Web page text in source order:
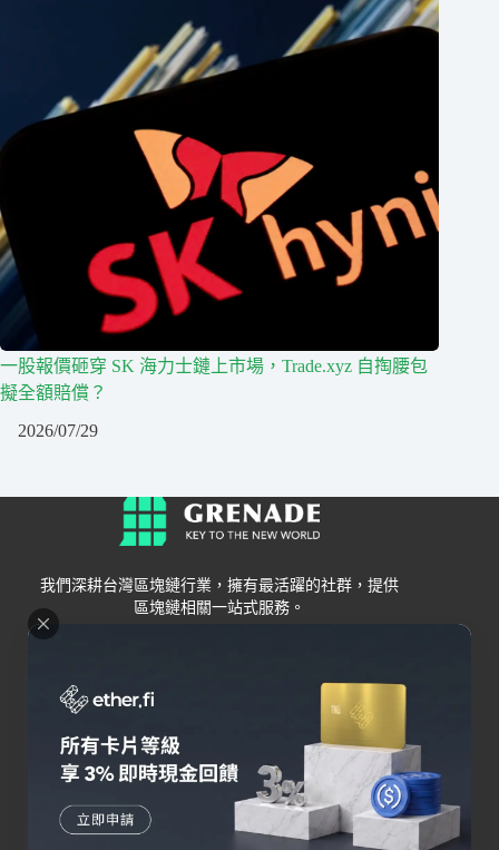
一股報價砸穿 SK 海力士鏈上市場，Trade.xyz 自掏腰包
擬全額賠償？
2026/07/29
我們深耕台灣區塊鏈行業，擁有最活躍的社群，提供
區塊鏈相關一站式服務。
Grenade
關於我們
聯絡我們
錢包
交易所
Bybit
OKX
HOYA BIT